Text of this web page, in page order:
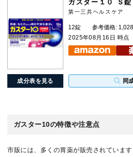
成分表を見る 同
ガスター１０ Ｓ錠
第一三共ヘルスケア
12錠
参考価格:
2025年08月16日 時点
ガスター10の特徴や注意点
市販には、多くの胃薬が販売されていま